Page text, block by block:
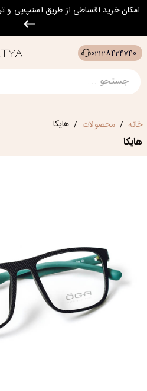
امکان خرید اقساطی از طریق اسنپ‌پی
02128424740
خانه / محصولات / هایکا
هایکا